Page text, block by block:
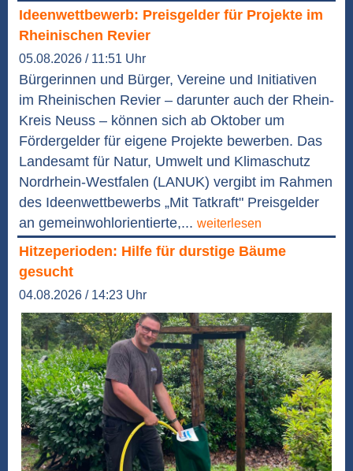
Ideenwettbewerb: Preisgelder für Projekte im
Rheinischen Revier
05.08.2026 / 11:51 Uhr
Bürgerinnen und Bürger, Vereine und Initiativen
im Rheinischen Revier – darunter auch der Rhein-
Kreis Neuss – können sich ab Oktober um
Fördergelder für eigene Projekte bewerben. Das
Landesamt für Natur, Umwelt und Klimaschutz
Nordrhein-Westfalen (LANUK) vergibt im Rahmen
des Ideenwettbewerbs „Mit Tatkraft" Preisgelder
an gemeinwohlorientierte,... weiterlesen
Hitzeperioden: Hilfe für durstige Bäume
gesucht
04.08.2026 / 14:23 Uhr